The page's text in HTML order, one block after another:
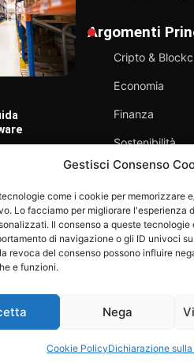
Gestisci Consenso
come i cookie per memorizzare
Lo facciamo per migliorare l'esperienza
Il consenso a queste
di navigazione o gli ID univoci
revoca del consenso possono influire
e funzioni.
Nega
Cookie PolicyDichiarazione
La società di
piattaforma per il
Rimini Economia
Argomenti
Cripto &
Economia
Finanza
Sostenibilità
Tecnologia
riservati